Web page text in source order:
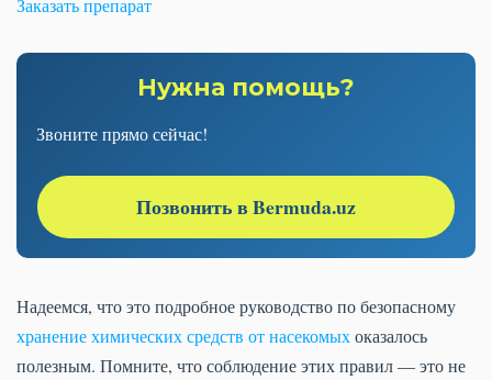
Заказать препарат
Нужна помощь?
Звоните прямо сейчас!
Позвонить в Bermuda.uz
Надеемся, что это подробное руководство по безопасному
хранение химических средств от насекомыхоказалось
полезным. Помните, что соблюдение этих правил — это не